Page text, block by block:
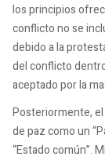
los principios
conflicto no se
debido a la
del conflicto
aceptado por la
Posteriormente,
de paz como un
“Estado común”.